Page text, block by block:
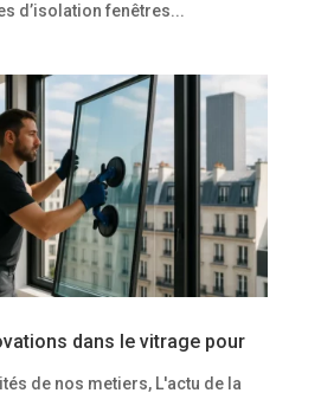
d’isolation fenêtres...
dans le vitrage pour
de nos metiers, L'actu de la